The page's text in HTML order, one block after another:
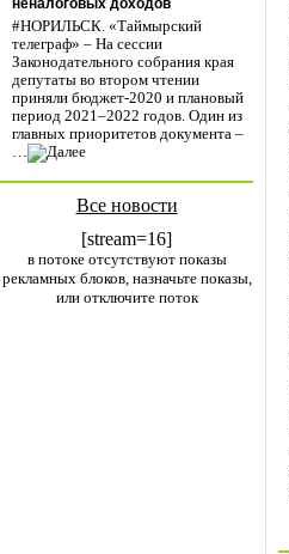
неналоговых доходов
#НОРИЛЬСК. «Таймырский
телеграф» – На сессии
Законодательного собрания края
депутаты во втором чтении
приняли бюджет-2020 и плановый
период 2021–2022 годов. Один из
главных приоритетов документа –
…
Все новости
[stream=16]
в потоке отсутствуют показы
рекламных блоков, назначьте показы,
или отключите поток